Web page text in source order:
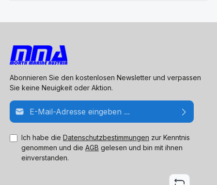
Abonnieren Sie den kostenlosen Newsletter und verpassen
Sie keine Neuigkeit oder Aktion.
E-Mail-Adresse*
Ich habe die Datenschutzbestimmungen zur Kenntnis
genommen und die AGB gelesen und bin mit ihnen
einverstanden.